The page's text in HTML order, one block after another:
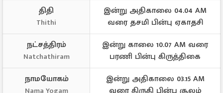
திதி
Thithi
இன்று அதிகாலை 04.04 AM
வரை தசமி பின்பு ஏகாதசி
நட்சத்திரம்
Natchathiram
இன்று காலை 10.07 AM வரை
பரணி பின்பு கிருத்திகை
நாமயோகம்
இன்று அதிகாலை 03.15 AM